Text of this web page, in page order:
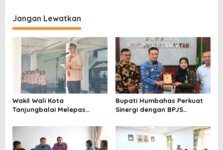
Jangan Lewatkan
Wakil Wali Kota
Tanjungbalai Melepas
Kontingen Pramuka
Tanjungbalai Ikuti Jamnas
XII di Cibubur
Bupati Humbahas Perkuat
Sinergi dengan BPJS
Perluas Perlindungan
Pekerja